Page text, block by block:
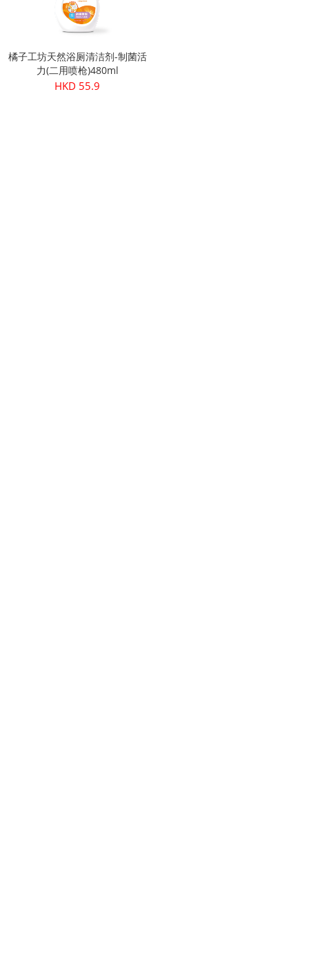
橘子工坊天然浴厕清洁剂-制菌活
力(二用喷枪)480ml
HKD 55.9